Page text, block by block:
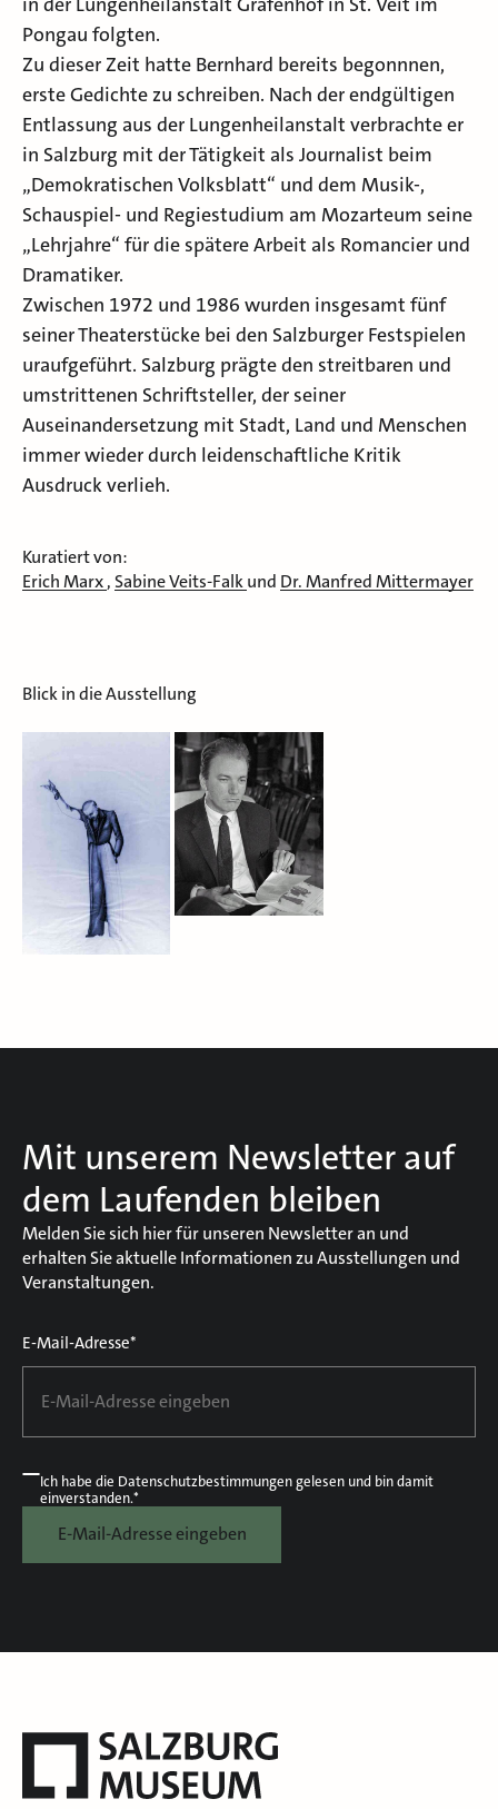
Pongau folgten.
Zu dieser Zeit hatte Bernhard bereits begonnnen,
erste Gedichte zu schreiben. Nach der endgültigen
Entlassung aus der Lungenheilanstalt verbrachte er
in Salzburg mit der Tätigkeit als Journalist beim
„Demokratischen Volksblatt“ und dem Musik-,
Schauspiel- und Regiestudium am Mozarteum seine
„Lehrjahre“ für die spätere Arbeit als Romancier und
Dramatiker.
Zwischen 1972 und 1986 wurden insgesamt fünf
seiner Theaterstücke bei den Salzburger Festspielen
uraufgeführt. Salzburg prägte den streitbaren und
umstrittenen Schriftsteller, der seiner
Auseinandersetzung mit Stadt, Land und Menschen
immer wieder durch leidenschaftliche Kritik
Ausdruck verlieh.
Kuratiert von:
Erich Marx, Sabine Veits-Falkund Dr. Manfred Mittermayer
Blick in die Ausstellung
Mit unserem Newsletter auf
dem Laufenden bleiben
Melden Sie sich hier für unseren Newsletter an und
erhalten Sie aktuelle Informationen zu Ausstellungen und
Veranstaltungen.
E-Mail-Adresse*
Ich habe die Datenschutzbestimmungengelesen und bin damit
einverstanden.*
E-Mail-Adresse eingeben